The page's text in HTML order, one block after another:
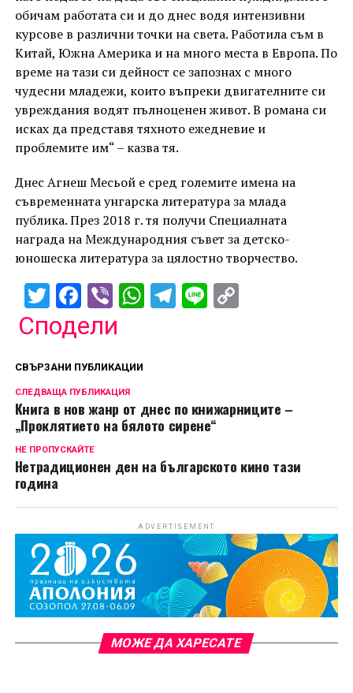
обичам работата си и до днес водя интензивни
курсове в различни точки на света. Работила съм в
Китай, Южна Америка и на много места в Европа. По
време на тази си дейност се запознах с много
чудесни младежи, които въпреки двигателните си
увреждания водят пълноценен живот. В романа си
исках да представя тяхното ежедневие и
проблемите им“ – казва тя.
Днес Агнеш Месьой е сред големите имена на
съвременната унгарска литература за млада
публика. През 2018 г. тя получи Специалната
награда на Международния съвет за детско-
юношеска литература за цялостно творчество.
Twitter
Facebook
ViberWhatsApp
Telegram
LineCopy
Сподели
СВЪРЗАНИ ПУБЛИКАЦИИ
СЛЕДВАЩА ПУБЛИКАЦИЯ
Книга в нов жанр от днес по книжарниците –
„Проклятието на бялото сирене“
НЕ ПРОПУСКАЙТЕ
Нетрадиционен ден на българското кино тази
година
ADVERTISEMENT
МОЖЕ ДА ХАРЕСАТЕ